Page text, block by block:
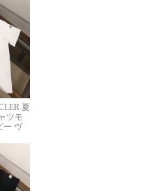
夏
ツモ
ー ヴ